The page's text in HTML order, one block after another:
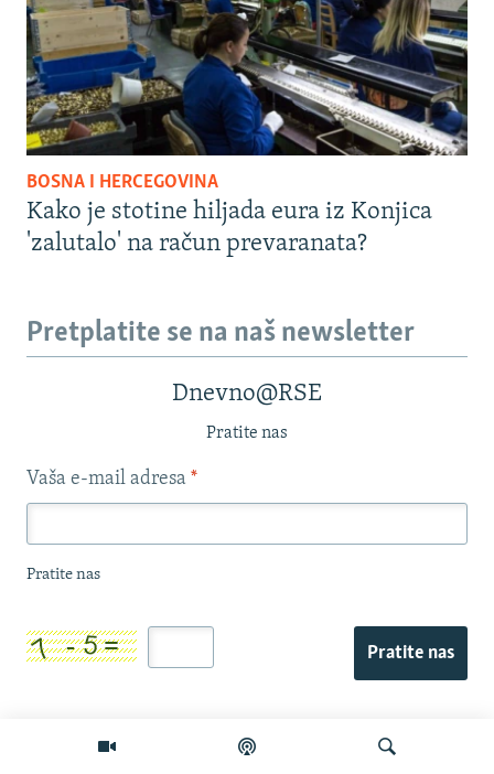
BOSNA I HERCEGOVINA
Kako je stotine hiljada eura iz Konjica
'zalutalo' na račun prevaranata?
Pretplatite se na naš newsletter
Dnevno@RSE
Pratite nas
Vaša e-mail adresa *
Pratite nas
Pratite nas